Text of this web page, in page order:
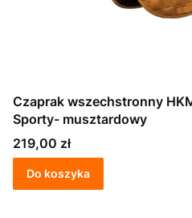
Czaprak wszechstronny
Sporty- musztardowy
Cena
219,00 zł
Do koszyka